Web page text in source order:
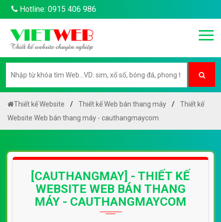
Hotline: 0915 406 986
Thiết kế Website Thiết kế Web bán thang máy
Thiết kế
Website Web bán thang máy - cauthangmaycom
[CAUTHANGMAY] - THIẾT KẾ
WEBSITE WEB BÁN THANG
MÁY - CAUTHANGMAYCOM